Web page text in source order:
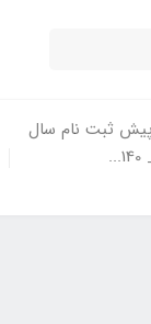
پیش ثبت نام سال